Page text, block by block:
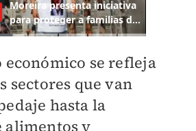
económico se refleja
sectores que van
hasta la
alimentos y